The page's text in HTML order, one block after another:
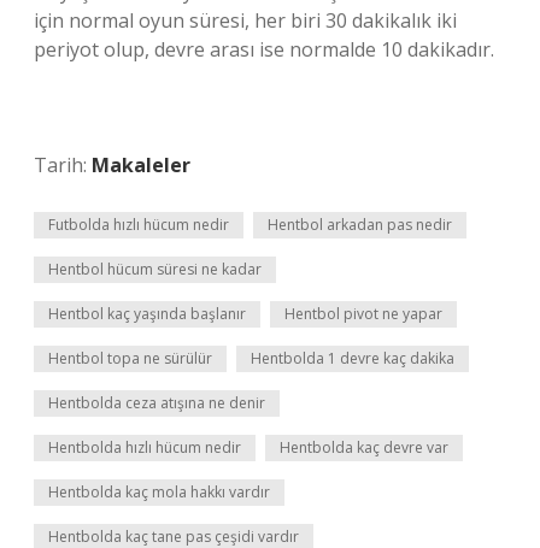
için normal oyun süresi, her biri 30 dakikalık iki
periyot olup, devre arası ise normalde 10 dakikadır.
Tarih: Makaleler
Futbolda hızlı hücum nedir Hentbol arkadan pas nedir
Hentbol hücum süresi ne kadar
Hentbol kaç yaşında başlanır Hentbol pivot ne yapar
Hentbol topa ne sürülür Hentbolda 1 devre kaç dakika
Hentbolda ceza atışına ne denir
Hentbolda hızlı hücum nedir Hentbolda kaç devre var
Hentbolda kaç mola hakkı vardır
Hentbolda kaç tane pas çeşidi vardır